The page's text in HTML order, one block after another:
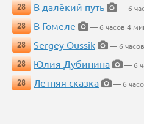
28
В далёкий путь
— 6
28
В Гомеле
— 6 часов 4
28
Sergey Oussik
— 6
28
Юлия Дубинина
— 6
28
Летняя сказка — 6